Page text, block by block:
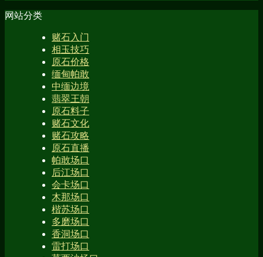
网站分类
赌石入门
相玉技巧
原石价格
缅甸帕敢
中缅边境
翡翠王朝
原石料子
赌石文化
赌石攻略
原石直播
帕敢场口
后江场口
会卡场口
木那场口
楷苏场口
多磨场口
香洞场口
雷打场口